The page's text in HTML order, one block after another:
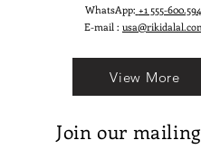
WhatsApp: +1 555-
E-mail :
View More
Join our